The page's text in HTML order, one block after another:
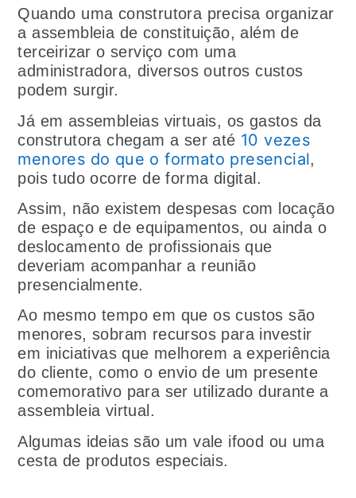
Quando uma construtora precisa organizar
a assembleia de constituição, além de
terceirizar o serviço com uma
administradora, diversos outros custos
podem surgir.
Já em assembleias virtuais, os gastos da
construtora chegam a ser até 10 vezes
menores do que o formato presencial,
pois tudo ocorre de forma digital.
Assim, não existem despesas com locação
de espaço e de equipamentos, ou ainda o
deslocamento de profissionais que
deveriam acompanhar a reunião
presencialmente.
Ao mesmo tempo em que os custos são
menores, sobram recursos para investir
em iniciativas que melhorem a experiência
do cliente, como o envio de um presente
comemorativo para ser utilizado durante a
assembleia virtual.
Algumas ideias são um vale ifood ou uma
cesta de produtos especiais.